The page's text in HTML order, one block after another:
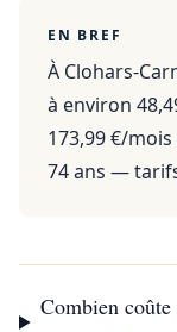
EN BREF
À Clohars-
à environ
173,99 €/
74 ans —
Combien